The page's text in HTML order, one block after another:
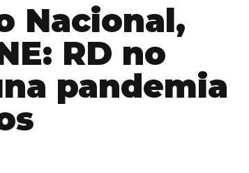
Nacional,
RD no
pandemia